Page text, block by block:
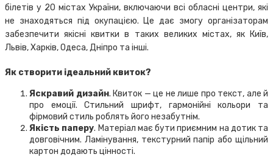
білетів у 20 містах України, включаючи всі обласні центри, які
не знаходяться під окупацією. Це дає змогу організаторам
забезпечити якісні квитки в таких великих містах, як Київ,
Львів, Харків, Одеса, Дніпро та інші.
Як створити ідеальний квиток?
Яскравий дизайн. Квиток — це не лише про текст, але й
про емоції. Стильний шрифт, гармонійні кольори та
фірмовий стиль роблять його незабутнім.
Якість паперу. Матеріал має бути приємним на дотик та
довговічним. Ламінування, текстурний папір або щільний
картон додають цінності.